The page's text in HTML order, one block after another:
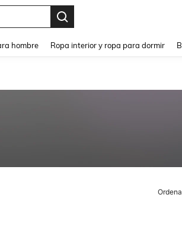
hombre Ropa interior y ropa para dormir